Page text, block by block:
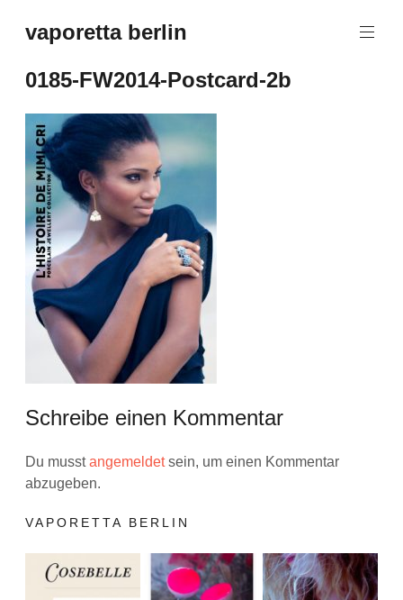
Inhalt
vaporetta berlin
0185-FW2014-Postcard-2b
Schreibe einen Kommentar
Du musstangemeldetsein, um einen Kommentar
abzugeben.
VAPORETTA BERLIN